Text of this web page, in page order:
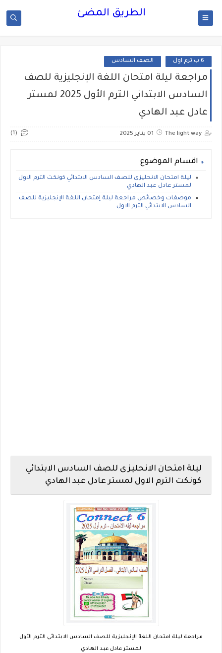
الطريق المضئ
6 ب ترم اول الصف السادس
مراجعة ليلة امتحان اللغة الإنجليزية للصف
السادس الابتدائي الترم الأول 2025 لمستر
عادل عبد الهادي
The light way 01 يناير 2025 (1)
اقسام الموضوع
ليلة امتحان الانحليزى للصف السادس الابتدائي كونكت الترم الاول
لمستر عادل عبد الهادي
موصفات وخصائص مراجعة ليلة إمتحان اللغة الإنجليزية للصف
السادس الابتدائي الترم الاول.
ليلة امتحان الانحليزى للصف السادس الابتدائي
كونكت الترم الاول لمستر عادل عبد الهادي
مراجعة ليلة امتحان اللغة الإنجليزية للصف السادس الابتدائي الترم الأول
لمستر عادل عبد الهادي